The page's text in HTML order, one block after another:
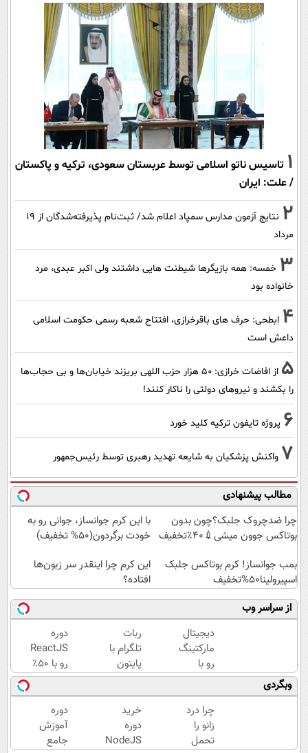
1 تاسیس ناتو اسلامی توسط عربستان سعودی، ترکیه و پاکستان
/ علت: ایران
2
نتایج آزمون مدارس سمپاد اعلام شد/ ثبت‌نام پذیرفته‌شدگان از ۱۹
مرداد
3 خمسه: همه بازیگرها شیطنت هایی داشتند ولی اکبر عبدی، مرد
خانواده بود
4 ابطحی: حرف های باقرخرازی، افتتاح شعبه رسمی حکومت اسلامی
داعش است
5
از افاضات خرازی: ۵۰ هزار حزب اللهی بریزند خیابان‌ها و بی حجاب‌ها
را بکشند و نیرو‌های دولتی را ناکار کنند!
6 پروژه تایفون ترکیه کلید خورد
7 واکنش پزشکیان به شایعه تهدید رهبری توسط رئیس‌جمهور
مطالب پیشنهادی
چرا ضدچروک جلبک؟چون بدون
بوتاکس جوون میشی💉۴۰٪تخفیف
با این کرم جوانساز، جوانی رو به
خودت برگردون(50% تخفیف)
بمب جوانساز! کرم بوتاکس جلبک
اسپیرولینا50%تخفیف
این کرم چرا اینقدر سر زبون‌ها
افتاده؟
از سراسر وب
دیجیتال
مارکتینگ
رو با
نصف
قیمت
یاد بگیر؛
ثبت نام
دوره در
ربات
تلگرام با
پایتون
بساز |
۵۰٪
تخفیف
دوره‌های
برنامه
دوره
ReactJS
رو با ۵۰٪
تخفیف
بخر |
آکادمی
سبزلرن
وبگردی
چرا درد
زانو را
تحمل
خرید
دوره
NodeJS
دوره
آموزش
جامع